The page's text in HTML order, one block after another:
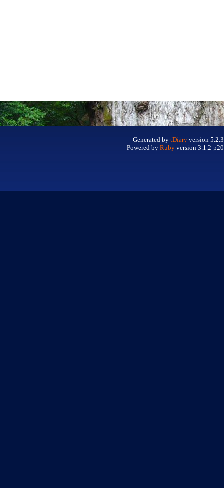
Generated by tDiary version 5.2.3
Powered by Ruby version 3.1.2-p20